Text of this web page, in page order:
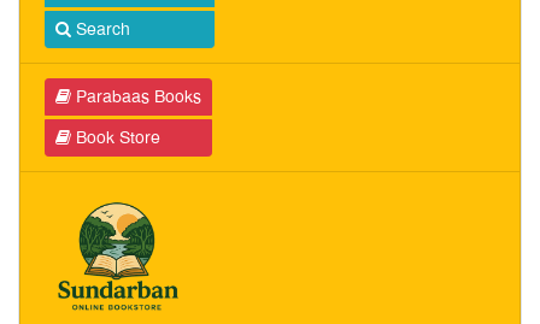
Search
Parabaas Books
Book Store